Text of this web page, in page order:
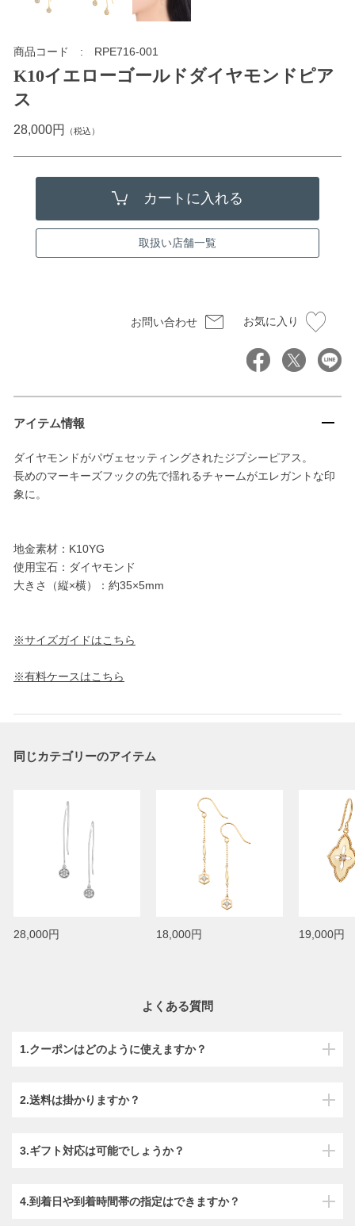
商品コード RPE716-001
K10イエローゴールドダイヤモンドピア
ス
28,000円 （税込）
取扱い店舗一覧
お問い合わせ お気に入り
アイテム情報
ダイヤモンドがパヴェセッティングされたジプシーピアス。
長めのマーキーズフックの先で揺れるチャームがエレガントな印
象に。
地金素材：K10YG
使用宝石：ダイヤモンド
大きさ（縦×横）：約35×5mm
※サイズガイドはこちら
※有料ケースはこちら
同じカテゴリーのアイテム
28,000円 18,000円 19,000円
よくある質問
1.クーポンはどのように使えますか？
2.送料は掛かりますか？
3.ギフト対応は可能でしょうか？
4.到着日や到着時間帯の指定はできますか？